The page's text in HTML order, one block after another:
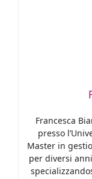
Francesca
presso
Master in
per diversi